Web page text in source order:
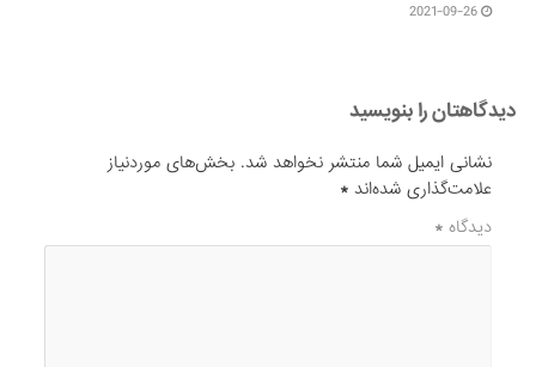
2021-09-26
دیدگاهتان را بنویسید
نشانی ایمیل شما منتشر نخواهد شد. بخش‌های موردنیاز
علامت‌گذاری شده‌اند*
دیدگاه*